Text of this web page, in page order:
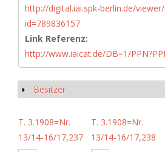
http://digital.iai.spk-berlin.de/
id=789836157
Link Referenz:
http://www.iaicat.de/DB=1/
Show
Besitzer
T. 3.1908=Nr.
13/14-16/17,237
T. 3.1908=Nr.
13/14-16/17,238